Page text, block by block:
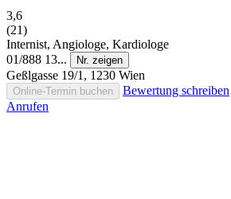
3,6
(21)
Internist, Angiologe, Kardiologe
01/888 13...
Nr. zeigen
Geßlgasse 19/1, 1230 Wien
Online-Termin buchen
Bewertung schreiben
Anrufen